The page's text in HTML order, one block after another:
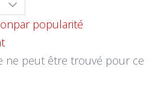
par popularité
ne peut être trouvé pour ce